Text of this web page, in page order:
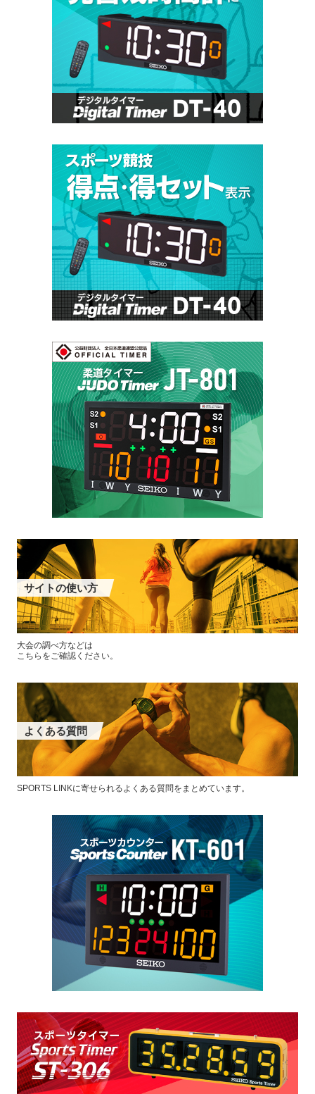
サイトの使い方
大会の調べ方などは
こちらをご確認ください。
よくある質問
SPORTS LINKに寄せられるよくある質問をまとめています。